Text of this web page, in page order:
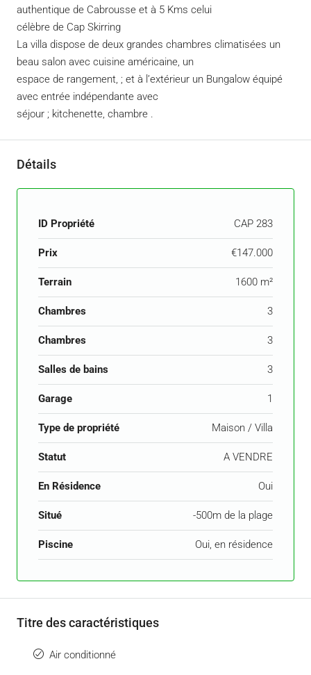
authentique de Cabrousse et à 5 Kms celui
célèbre de Cap Skirring
La villa dispose de deux grandes chambres climatisées un
beau salon avec cuisine américaine, un
espace de rangement, ; et à l’extérieur un Bungalow équipé
avec entrée indépendante avec
séjour ; kitchenette, chambre .
Détails
ID Propriété CAP 283
Prix €147.000
Terrain 1600 m²
Chambres 3
Chambres 3
Salles de bains 3
Garage 1
Type de propriété Maison / Villa
Statut A VENDRE
En Résidence Oui
Situé -500m de la plage
Piscine Oui, en résidence
Titre des caractéristiques
Air conditionné